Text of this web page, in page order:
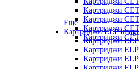
Картриджи
Картриджи
Картриджи
Картриджи
Еще
Картриджи ELP
Картриджи ELP
Картриджи
Картриджи
Картриджи ELP